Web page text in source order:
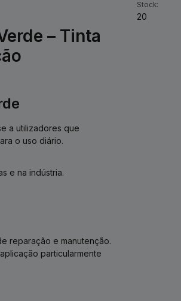
Stock:
20
– Tinta
a utilizadores que
o uso diário.
e na indústria.
reparação e manutenção.
particularmente